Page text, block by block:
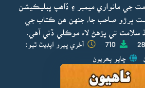
جي مانواري ميمبر ۽ ڏاهپ پبليڪيشن
ٻرڙو صاحب جا، جنهن هن ڪتاب جي
سلامت تي پڙهڻ لاء موڪلي ڏني آهي۔
710 آخري ڀيرو اپڊيٽ ٿيو:
ڇاپو پھريون